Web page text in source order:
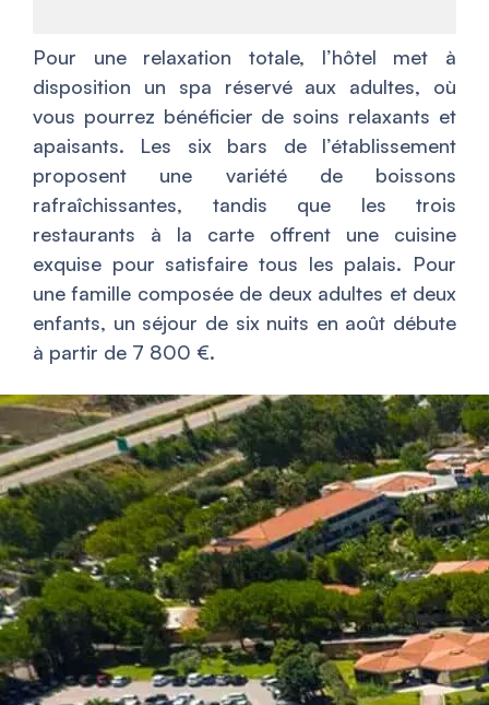
Pour une relaxation totale, l’hôtel met à
disposition un spa réservé aux adultes, où
vous pourrez bénéficier de soins relaxants et
apaisants. Les six bars de l’établissement
proposent une variété de boissons
rafraîchissantes, tandis que les trois
restaurants à la carte offrent une cuisine
exquise pour satisfaire tous les palais. Pour
une famille composée de deux adultes et deux
enfants, un séjour de six nuits en août débute
à partir de 7 800 €.